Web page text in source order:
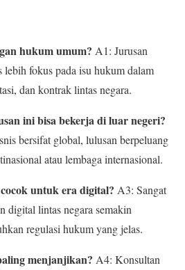
hukum umum? A1: Jurusan
fokus pada isu hukum dalam
dan kontrak lintas negara.
ini bisa bekerja di luar negeri?
bersifat global, lulusan berpeluang
atau lembaga internasional.
untuk era digital? A3: Sangat
digital lintas negara semakin
regulasi hukum yang jelas.
menjanjikan? A4: Konsultan